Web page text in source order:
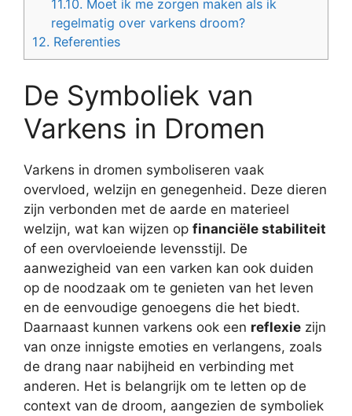
11.10. Moet ik me zorgen maken als ik
regelmatig over varkens droom?
12. Referenties
De Symboliek van
Varkens in Dromen
Varkens in dromen symboliseren vaak
overvloed, welzijn en genegenheid. Deze dieren
zijn verbonden met de aarde en materieel
welzijn, wat kan wijzen op financiële stabiliteit
of een overvloeiende levensstijl. De
aanwezigheid van een varken kan ook duiden
op de noodzaak om te genieten van het leven
en de eenvoudige genoegens die het biedt.
Daarnaast kunnen varkens ook een reflexie zijn
van onze innigste emoties en verlangens, zoals
de drang naar nabijheid en verbinding met
anderen. Het is belangrijk om te letten op de
context van de droom, aangezien de symboliek